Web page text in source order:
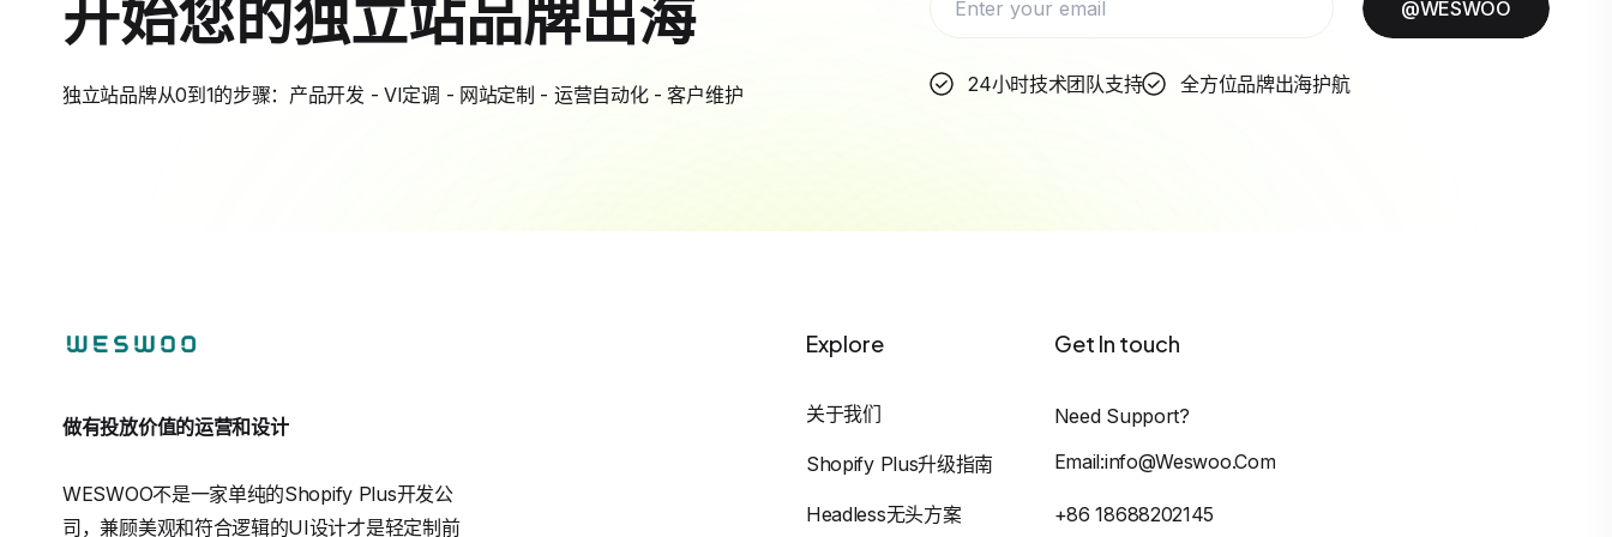
开始您的独立站品牌出海
独立站品牌从0到1的步骤：产品开发 - VI定调 - 网站定制 - 运营自动化 - 客户维护
@WESWOO
24小时技术团队支持 全方位品牌出海护航
做有投放价值的运营和设计
WESWOO不是一家单纯的Shopify Plus开发公
司，兼顾美观和符合逻辑的UI设计才是轻定制前
Explore
关于我们
Shopify Plus升级指南
Headless无头方案
Get In touch
Need Support?
Email:info@weswoo.com
+86 18688202145